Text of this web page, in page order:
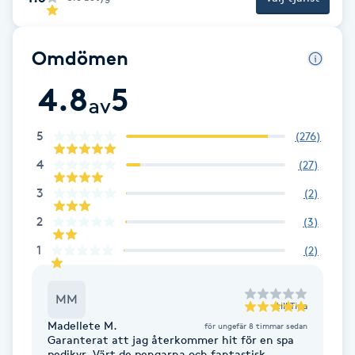
Fotsvamp
Fotvård
Fransar
Fransborttagning
Fransfärgning
Fransförlängning
Fransförlängning Volym
Omdömen
4.8av5
5 (276)
4 (27)
3 (2)
2 (3)
1 (2)
MM till Tina
Madellete M. för ungefär 8 timmar sedan
Garanterat att jag återkommer hit för en spa